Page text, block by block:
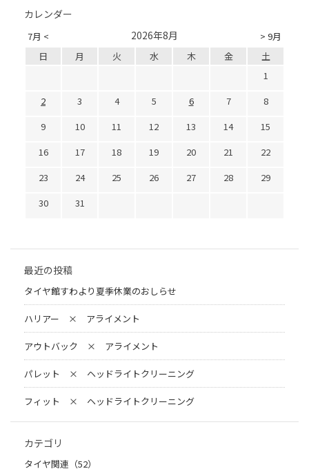
カレンダー
7月 < > 9月
2026年8月
日 月 火 水 木 金
土
1
2
3 4 5 6 7
8
9
10 11 12 13 14
15
16
17 18 19 20 21
22
23
24 25 26 27 28
29
30
31
最近の投稿
タイヤ館すわより夏季休業のおしらせ
ハリアー × アライメント
アウトバック × アライメント
パレット × ヘッドライトクリーニング
フィット × ヘッドライトクリーニング
カテゴリ
タイヤ関連（52）